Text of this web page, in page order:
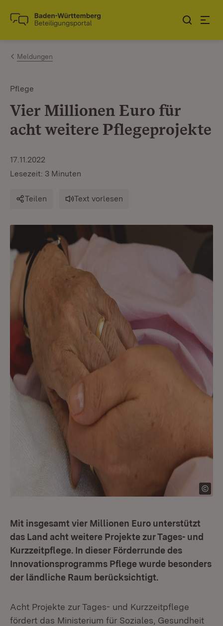
Zum Inhalt springen
Link zur Startseite
Meldungen
Pflege
Vier Millionen Euro für
acht weitere Pflegeprojekte
17.11.2022
Lesezeit: 3 Minuten
Teilen Text vorlesen
Mit insgesamt vier Millionen Euro unterstützt
das Land acht weitere Projekte zur Tages- und
Kurzzeitpflege. In dieser Förderrunde des
Innovationsprogramms Pflege wurde besonders
der ländliche Raum berücksichtigt.
Acht Projekte zur Tages- und Kurzzeitpflege
fördert das Ministerium für Soziales, Gesundheit